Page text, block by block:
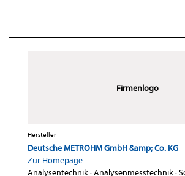
Firmenlogo
Hersteller
Deutsche METROHM GmbH &amp; Co. KG
Zur Homepage
Analysentechnik·Analysenmesstechnik·